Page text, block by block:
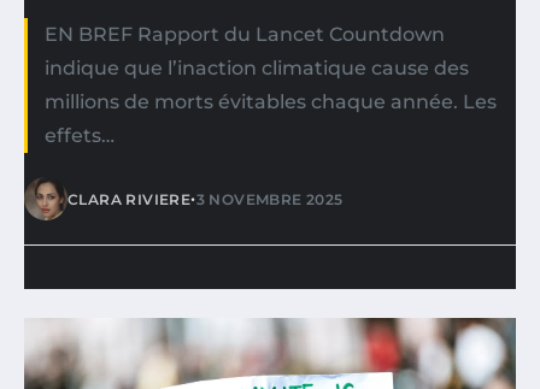
EN BREF Rapport du Lancet Countdown
indique que l’inaction climatique cause des
millions de morts évitables chaque année. Les
effets…
CLARA RIVIERE•3 NOVEMBRE 2025